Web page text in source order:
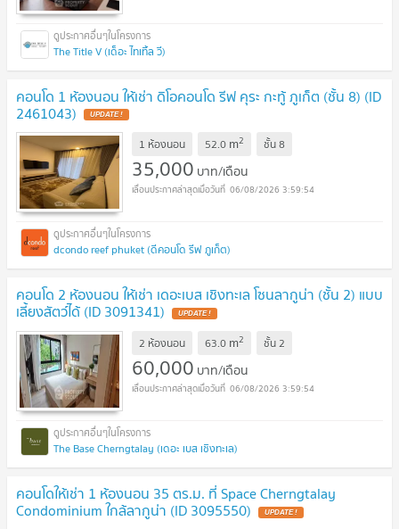
The Title V (เด็อะ ไทเทิ้ล วี)
คอนโด 1 ห้องนอน ให้เช่า ดิโอคอนโด รีฟ คุระ กะทู้ ภูเก็ต (ชั้น 8) (ID
2461043) UPDATE !
1 ห้องนอน 52.0 m2 ชั้น8
35,000 บาท/เดือน
06/08/2026 3:59:54
dcondo reef phuket (ดีคอนโด รีฟ ภูเก็ต)
คอนโด 2 ห้องนอน ให้เช่า เดอะเบส เชิงทะเล โซนลากูน่า (ชั้น 2) แบบ
เลี้ยงสัตว์ได้ (ID 3091341) UPDATE !
2 ห้องนอน 63.0 m2 ชั้น2
60,000 บาท/เดือน
06/08/2026 3:59:54
The Base Cherngtalay (เดอะ เบส เชิงทะเล)
คอนโดให้เช่า 1 ห้องนอน 35 ตร.ม. ที่ Space Cherngtalay
Condominium ใกล้ลากูน่า (ID 3095550) UPDATE !